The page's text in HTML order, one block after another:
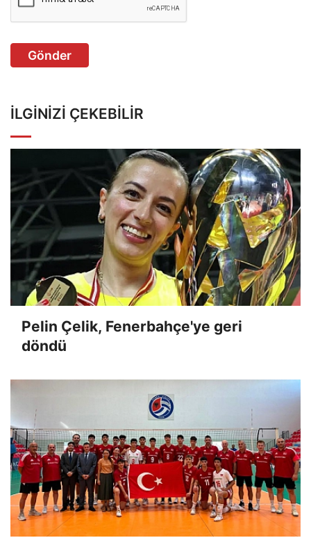
Gönder
İLGINIZI ÇEKEBILIR
Pelin Çelik, Fenerbahçe'ye geri
döndü